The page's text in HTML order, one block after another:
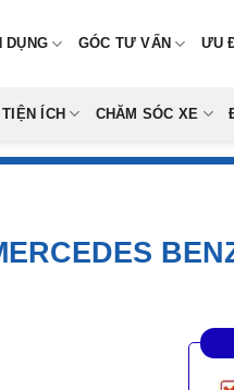
DỤNG GÓC TƯ VẤN ƯU
ÍCH CHĂM SÓC XE